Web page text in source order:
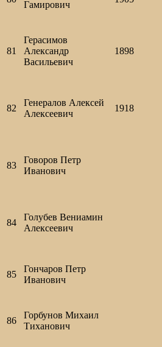
Гамирович
81
Герасимов
Александр
Васильевич
1898
82
Генералов Алексей
Алексеевич
1918
83
Говоров Петр
Иванович
84
Голубев Вениамин
Алексеевич
85
Гончаров Петр
Иванович
86
Горбунов Михаил
Тиханович